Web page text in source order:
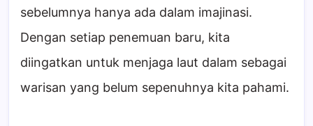
sebelumnya hanya ada dalam imajinasi.
Dengan setiap penemuan baru, kita
diingatkan untuk menjaga laut dalam sebagai
warisan yang belum sepenuhnya kita pahami.